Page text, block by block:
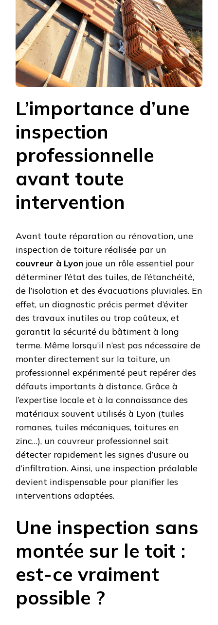
UNE
ET
SANS
SUR
LE
L’importance d’une
inspection
professionnelle
avant toute
intervention
Avant toute réparation ou rénovation, une
inspection de toiture réalisée par un
couvreur à Lyon joue un rôle essentiel pour
déterminer l’état des tuiles, de l’étanchéité,
de l’isolation et des évacuations pluviales. En
effet, un diagnostic précis permet d’éviter
des travaux inutiles ou trop coûteux, et
garantit la sécurité du bâtiment à long
terme. Même lorsqu’il n’est pas nécessaire de
monter directement sur la toiture, un
professionnel expérimenté peut repérer des
défauts importants à distance. Grâce à
l’expertise locale et à la connaissance des
matériaux souvent utilisés à Lyon (tuiles
romanes, tuiles mécaniques, toitures en
zinc…), un couvreur professionnel sait
détecter rapidement les signes d’usure ou
d’infiltration. Ainsi, une inspection préalable
devient indispensable pour planifier les
interventions adaptées.
Une inspection sans
montée sur le toit :
est-ce vraiment
possible ?